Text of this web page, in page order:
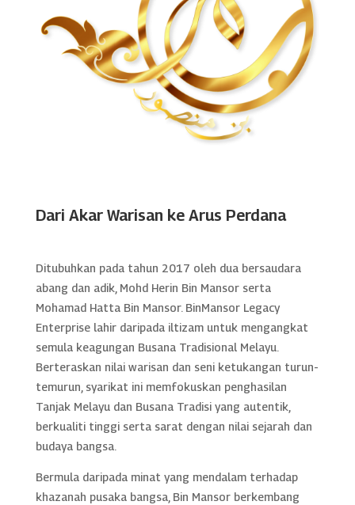
Dari Akar Warisan ke Arus Perdana
Ditubuhkan pada tahun 2017 oleh dua bersaudara
abang dan adik, Mohd Herin Bin Mansor serta
Mohamad Hatta Bin Mansor. BinMansor Legacy
Enterprise lahir daripada iltizam untuk mengangkat
semula keagungan Busana Tradisional Melayu.
Berteraskan nilai warisan dan seni ketukangan turun-
temurun, syarikat ini memfokuskan penghasilan
Tanjak Melayu dan Busana Tradisi yang autentik,
berkualiti tinggi serta sarat dengan nilai sejarah dan
budaya bangsa.
Bermula daripada minat yang mendalam terhadap
khazanah pusaka bangsa, Bin Mansor berkembang